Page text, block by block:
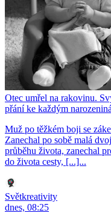
Otec umřel na rakovinu.
přání ke každým
Muž po těžkém boji se
Zanechal po sobě malá
průběhu života, zanechal
do života cesty, [...]...
Světkreativity
dnes, 08:25